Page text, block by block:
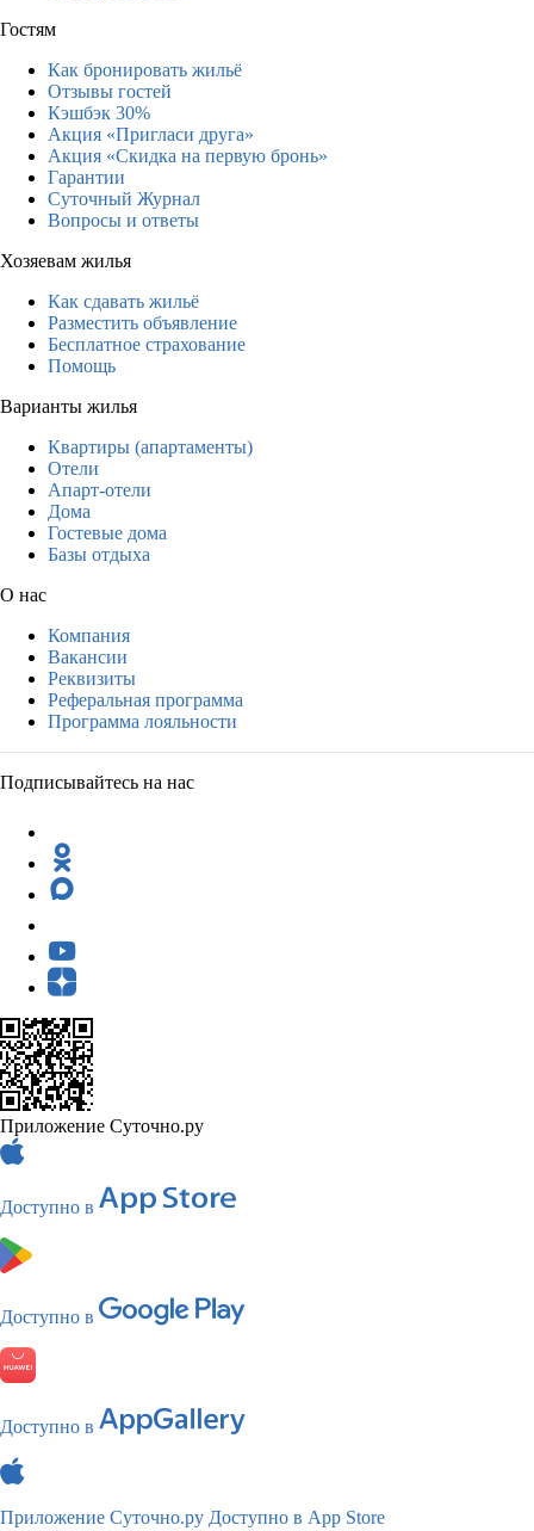
Гостям
Как бронировать жильё
Отзывы гостей
Кэшбэк 30%
Акция «Пригласи друга»
Акция «Скидка на первую бронь»
Гарантии
Суточный Журнал
Вопросы и ответы
Хозяевам жилья
Как сдавать жильё
Разместить объявление
Бесплатное страхование
Помощь
Варианты жилья
Квартиры (апартаменты)
Отели
Апарт-отели
Дома
Гостевые дома
Базы отдыха
О нас
Компания
Вакансии
Реквизиты
Реферальная программа
Программа лояльности
Подписывайтесь на нас
Приложение Суточно.ру
Доступно в
Доступно в
Доступно в
Приложение Суточно.ру Доступно в App Store